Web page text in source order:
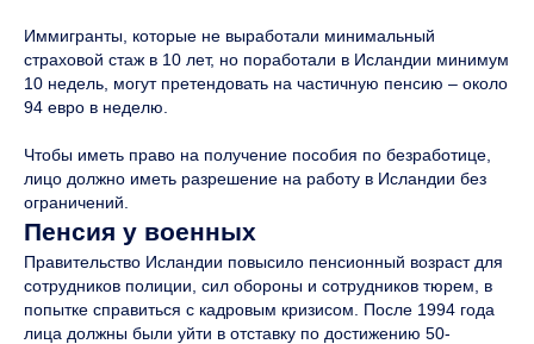
Иммигранты, которые не выработали минимальный
страховой стаж в 10 лет, но поработали в Исландии минимум
10 недель, могут претендовать на частичную пенсию – около
94 евро в неделю.
Чтобы иметь право на получение пособия по безработице,
лицо должно иметь разрешение на работу в Исландии без
ограничений.
Пенсия у военных
Правительство Исландии повысило пенсионный возраст для
сотрудников полиции, сил обороны и сотрудников тюрем, в
попытке справиться с кадровым кризисом. После 1994 года
лица должны были уйти в отставку по достижению 50-